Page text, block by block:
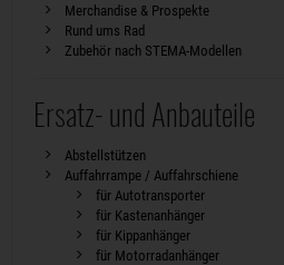
Merchandise & Prospekte
Rund ums Rad
Zubehör nach STEMA-Modellen
Ersatz- und Anbauteile
Abstellstützen
Auffahrrampe / Auffahrschiene
für Autotransporter
für Kastenanhänger
für Kippanhänger
für Motorradanhänger